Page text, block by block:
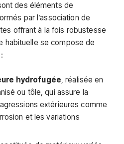
des éléments de
par l’association de
offrant à la fois robustesse
habituelle se compose de
hydrofugée, réalisée en
ou tôle, qui assure la
extérieures comme
et les variations